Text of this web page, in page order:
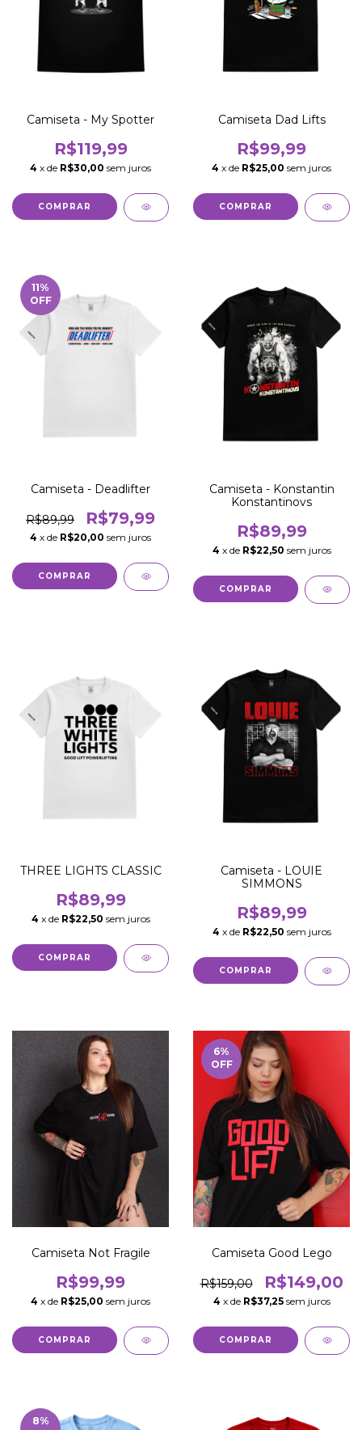
Camiseta - My Spotter
R$119,99
4 x de R$30,00 sem juros
COMPRAR
Camiseta Dad Lifts
R$99,99
4 x de R$25,00 sem juros
COMPRAR
11%
OFF
Camiseta - Deadlifter
R$89,99 R$79,99
4 x de R$20,00 sem juros
COMPRAR
Camiseta - Konstantin
Konstantinovs
R$89,99
4 x de R$22,50 sem juros
COMPRAR
THREE LIGHTS CLASSIC
R$89,99
4 x de R$22,50 sem juros
COMPRAR
Camiseta - LOUIE
SIMMONS
R$89,99
4 x de R$22,50 sem juros
COMPRAR
Camiseta Not Fragile
R$99,99
4 x de R$25,00 sem juros
COMPRAR
6%
OFF
Camiseta Good Lego
R$159,00 R$149,00
4 x de R$37,25 sem juros
COMPRAR
8%